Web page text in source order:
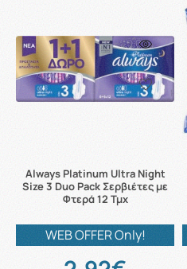
Always Platinum Ultra Night
Size 3 Duo Pack Σερβιέτες με
Φτερά 12 Τμχ
WEB OFFER Only!